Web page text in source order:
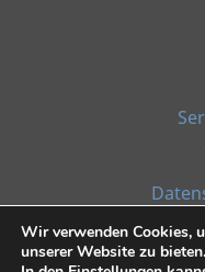
Wir verwenden Cookies,
unserer Website zu bieten.